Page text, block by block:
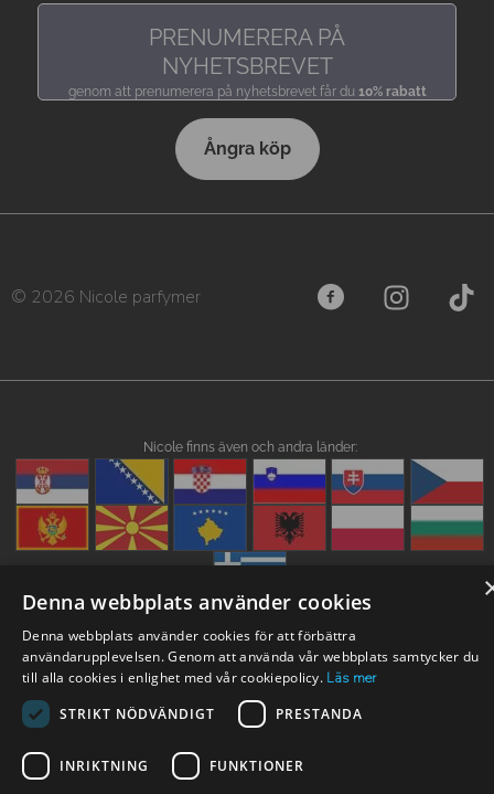
PRENUMERERA PÅ
NYHETSBREVET
genom att prenumerera på nyhetsbrevet får du 10% rabatt
Ångra köp
© 2026 Nicole parfymer
Nicole finns även och andra länder:
Denna webbplats använder cookies
Denna webbplats använder cookies för att förbättra
användarupplevelsen. Genom att använda vår webbplats samtycker du
till alla cookies i enlighet med vår cookiepolicy. Läs mer
STRIKT NÖDVÄNDIGT PRESTANDA
INRIKTNING FUNKTIONER